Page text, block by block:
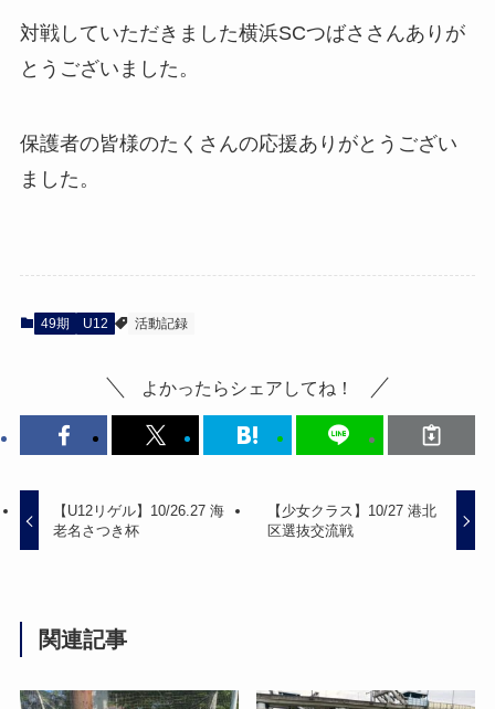
対戦していただきました横浜SCつばささんありが
とうございました。
保護者の皆様のたくさんの応援ありがとうござい
ました。
49期 U12 活動記録
よかったらシェアしてね！
【U12リゲル】10/26.27 海
老名さつき杯
【少女クラス】10/27 港北
区選抜交流戦
関連記事